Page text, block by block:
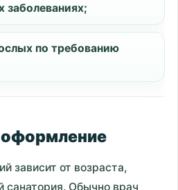
заболеваниях;
по требованию
оформление
зависит от возраста,
санатория. Обычно врач